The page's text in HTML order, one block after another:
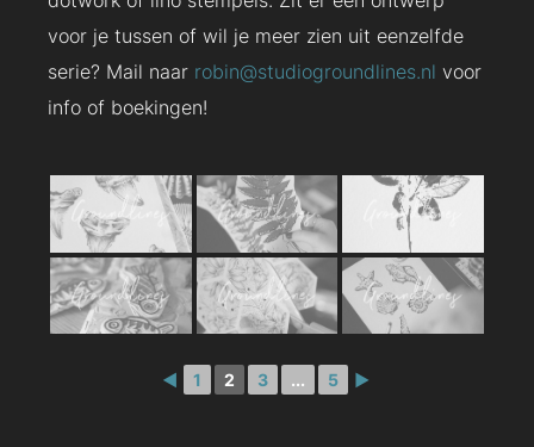
voor je tussen of wil je meer zien uit eenzelfde
serie? Mail naar robin@studiogroundlines.nl voor
info of boekingen!
◄ 1 2 3 ... 5 ►